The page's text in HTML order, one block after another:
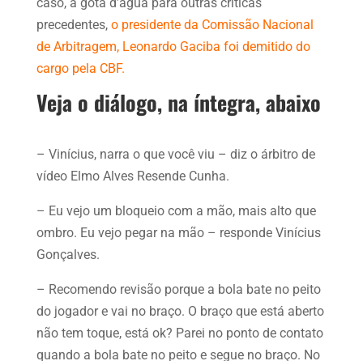
precedentes, o presidente da Comissão Nacional
de Arbitragem, Leonardo Gaciba foi demitido do
cargo pela CBF.
Veja o diálogo, na íntegra, abaixo
– Vinícius, narra o que você viu – diz o árbitro de
vídeo Elmo Alves Resende Cunha.
– Eu vejo um bloqueio com a mão, mais alto que
ombro. Eu vejo pegar na mão – responde Vinícius
Gonçalves.
– Recomendo revisão porque a bola bate no peito
do jogador e vai no braço. O braço que está aberto
não tem toque, está ok? Parei no ponto de contato
quando a bola bate no peito e segue no braço. No